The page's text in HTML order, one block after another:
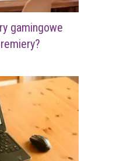
gamingowe